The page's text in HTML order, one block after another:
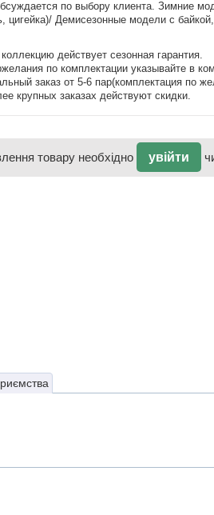
по выбору клиента. Зимние
цигейка)/ Демисезонные модели с
действует сезонная гарантия.
по комплектации указывайте в
заказ от 5-6 пар(комплектация по
крупных заказах действуют скидки.
товару необхідно увійти